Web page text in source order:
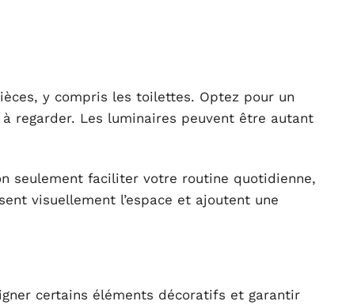
y compris les toilettes. Optez pour un
regarder. Les luminaires peuvent être autant
seulement faciliter votre routine quotidienne,
visuellement l’espace et ajoutent une
certains éléments décoratifs et garantir